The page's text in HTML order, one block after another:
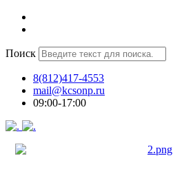
Поиск
8(812)417-4553
mail@kcsonp.ru
09:00-17:00